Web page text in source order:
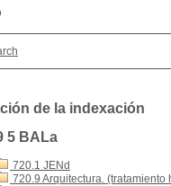
de la indexación
5 BALa
720.1 JENd
720.9 Arquitectura.